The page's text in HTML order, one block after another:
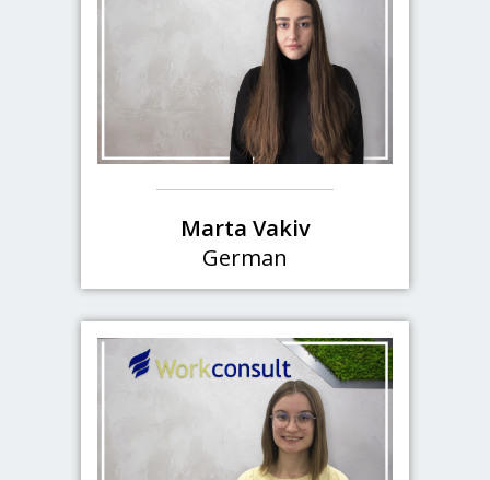
Marta Vakiv
German